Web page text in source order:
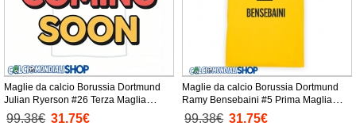
Maglie da calcio Borussia Dortmund
Julian Ryerson #26 Terza Maglia
Femminile 2025-26 Manica Corta
99.38€ 31.75€
Maglie da calcio Borussia Dortmund
Ramy Bensebaini #5 Prima Maglia
Femminile 2025-26 Manica Corta
99.38€ 31.75€